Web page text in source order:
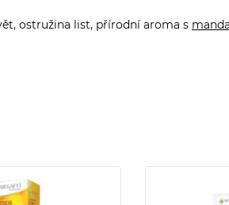
ostružina list, přírodní aroma s